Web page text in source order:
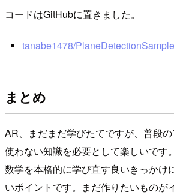
コードはGitHubに置きました。
tanabe1478/PlaneDetectionSample
まとめ
AR、まだまだ学びたてですが、普段
使わない知識を必要として楽しいです
数学を本格的に学び直す良いきっかけ
いポイントです。まだ作りたいものが